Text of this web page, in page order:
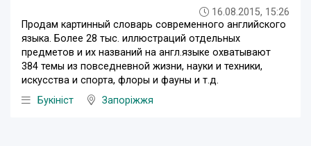
16.08.2015, 15:26
Продам картинный словарь современного английского
языка. Более 28 тыс. иллюстраций отдельных
предметов и их названий на англ.языке охватывают
384 темы из повседневной жизни, науки и техники,
искусства и спорта, флоры и фауны и т.д.
Букініст
Запоріжжя